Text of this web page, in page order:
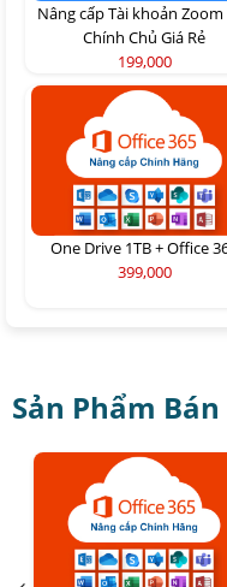
Nâng cấp Tài khoản Zoom
Chính Chủ Giá Rẻ
199,000
One Drive 1TB + Office
399,000
Sản Phẩm